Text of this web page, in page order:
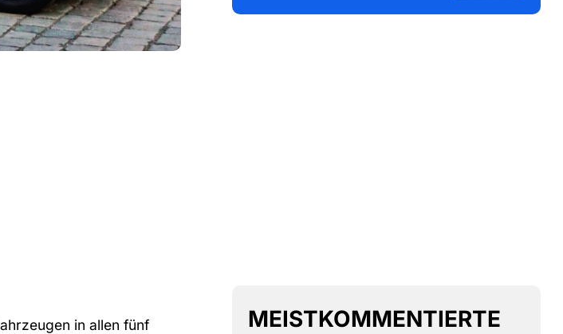
in allen fünf
MEISTKOMMENTIERTE